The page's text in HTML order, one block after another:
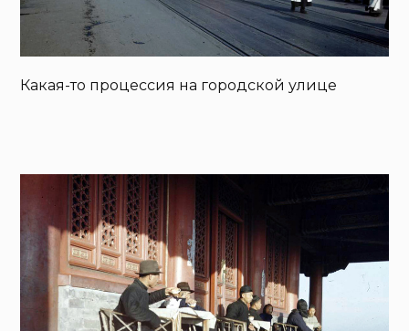
Какая-то процессия на городской улице